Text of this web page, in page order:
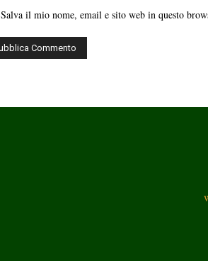
Salva il mio nome, email e sito web in questo